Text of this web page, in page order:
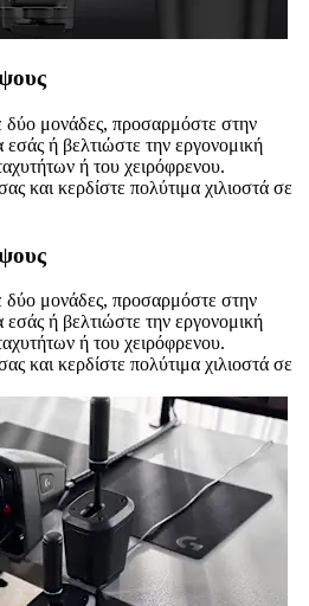
δύο μονάδες, προσαρμόστε στην
εσάς ή βελτιώστε την εργονομική
ή του χειρόφρενου.
και κερδίστε πολύτιμα χιλιοστά σε
δύο μονάδες, προσαρμόστε στην
εσάς ή βελτιώστε την εργονομική
ή του χειρόφρενου.
και κερδίστε πολύτιμα χιλιοστά σε